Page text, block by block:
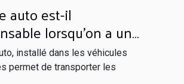
auto est-il
lorsqu’on a un
bord ?
installé dans les véhicules
permet de transporter les